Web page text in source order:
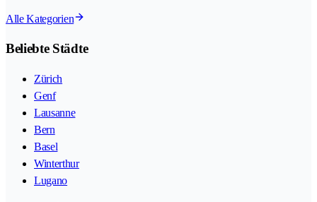
Alle Kategorien
Beliebte Städte
Zürich
Genf
Lausanne
Bern
Basel
Winterthur
Lugano